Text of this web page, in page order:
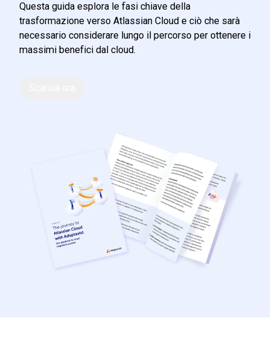
Questa guida esplora le fasi chiave della
trasformazione verso Atlassian Cloud e ciò che sarà
necessario considerare lungo il percorso per ottenere i
massimi benefici dal cloud.